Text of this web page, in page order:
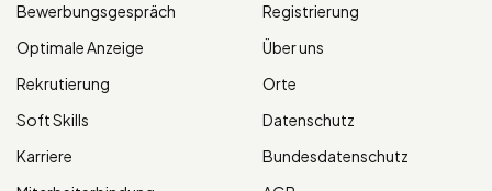
Bewerbungsgespräch
Optimale Anzeige
Rekrutierung
Soft Skills
Karriere
Registrierung
Über uns
Orte
Datenschutz
Bundesdatenschutz